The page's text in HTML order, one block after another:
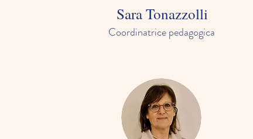
Sara Tonazzolli
Coordinatrice pedagogica